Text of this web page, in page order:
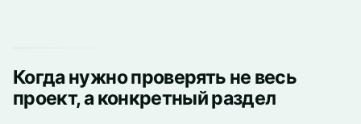
Когда нужно проверять не весь
проект, а конкретный раздел